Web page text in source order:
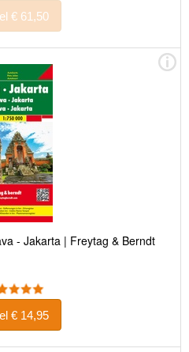
Bestel € 61,50
- Jakarta | Freytag & Berndt
Bestel € 14,95